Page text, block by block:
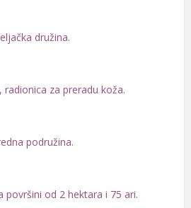
za preradu koža.
podružina.
od 2 hektara i 75 ari.
od manastira Sveta Petka